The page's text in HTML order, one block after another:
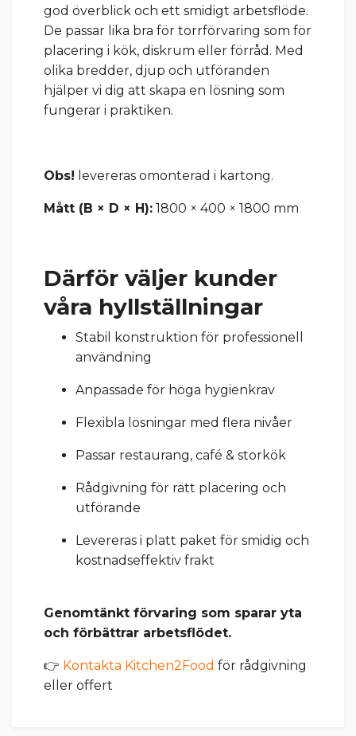
god överblick och ett smidigt arbetsflöde.
De passar lika bra för torrförvaring som för
placering i kök, diskrum eller förråd. Med
olika bredder, djup och utföranden
hjälper vi dig att skapa en lösning som
fungerar i praktiken.
Obs! levereras omonterad i kartong.
Mått (B × D × H): 1800 × 400 × 1800 mm
Därför väljer kunder
våra hyllställningar
Stabil konstruktion för professionell
användning
Anpassade för höga hygienkrav
Flexibla lösningar med flera nivåer
Passar restaurang, café & storkök
Rådgivning för rätt placering och
utförande
Levereras i platt paket för smidig och
kostnadseffektiv frakt
Genomtänkt förvaring som sparar yta
och förbättrar arbetsflödet.
👉 Kontakta Kitchen2Food för rådgivning
eller offert